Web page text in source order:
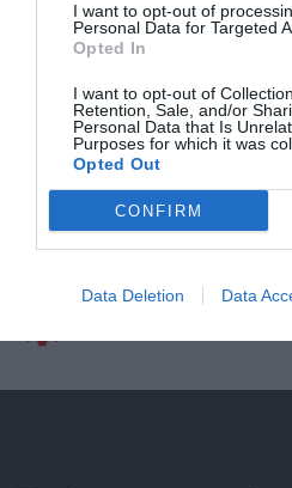
I want to opt-out of
Personal Data for Targeted
Opted In
I want to opt-out of
Retention, Sale, and/or
Personal Data that Is
Purposes for which it was
Opted Out
CONFIRM
Data Deletion Data
Doprava zadarmo pri
nákupe nad 100,00 €
Bezpečná platba
kartou, platobná